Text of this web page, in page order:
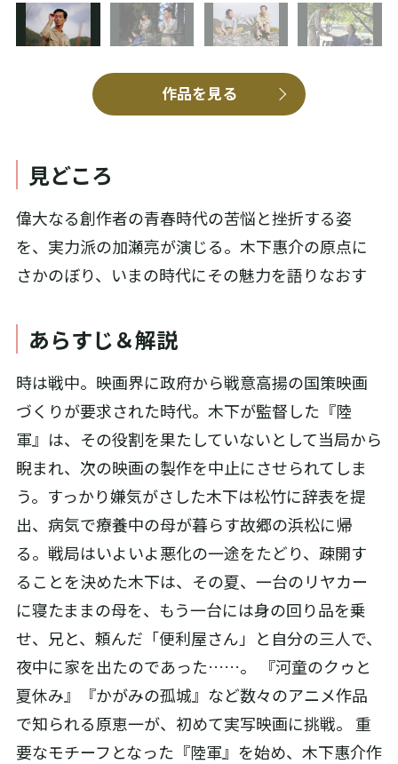
作品を見る
見どころ
偉大なる創作者の青春時代の苦悩と挫折する姿
を、実力派の加瀬亮が演じる。木下惠介の原点に
さかのぼり、いまの時代にその魅力を語りなおす
あらすじ＆解説
時は戦中。映画界に政府から戦意高揚の国策映画
づくりが要求された時代。木下が監督した『陸
軍』は、その役割を果たしていないとして当局から
睨まれ、次の映画の製作を中止にさせられてしま
う。すっかり嫌気がさした木下は松竹に辞表を提
出、病気で療養中の母が暮らす故郷の浜松に帰
る。戦局はいよいよ悪化の一途をたどり、疎開す
ることを決めた木下は、その夏、一台のリヤカー
に寝たままの母を、もう一台には身の回り品を乗
せ、兄と、頼んだ「便利屋さん」と自分の三人で、
夜中に家を出たのであった……。 『河童のクゥと
夏休み』『かがみの孤城』など数々のアニメ作品
で知られる原恵一が、初めて実写映画に挑戦。 重
要なモチーフとなった『陸軍』を始め、木下惠介作